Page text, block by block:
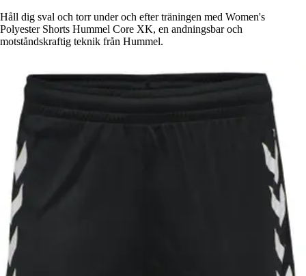
Håll dig sval och torr under och efter träningen med Women's
Polyester Shorts Hummel Core XK, en andningsbar och
motståndskraftig teknik från Hummel.